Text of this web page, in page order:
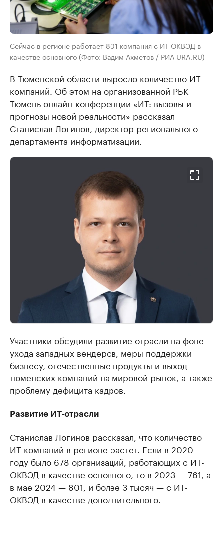
Сейчас в регионе работает 801 компания с ИТ-ОКВЭД в
качестве основного (Фото: Вадим Ахметов / РИА URA.RU)
В Тюменской области выросло количество ИТ-
компаний. Об этом на организованной РБК
Тюмень онлайн-конференции «ИТ: вызовы и
прогнозы новой реальности» рассказал
Станислав Логинов, директор регионального
департамента информатизации.
Участники обсудили развитие отрасли на фоне
ухода западных вендеров, меры поддержки
бизнесу, отечественные продукты и выход
тюменских компаний на мировой рынок, а также
проблему дефицита кадров.
Развитие ИТ-отрасли
Станислав Логинов рассказал, что количество
ИТ-компаний в регионе растет. Если в 2020
году было 678 организаций, работающих с ИТ-
ОКВЭД в качестве основного, то в 2023 — 761, а
в мае 2024 — 801, и более 3 тысяч — с ИТ-
ОКВЭД в качестве дополнительного.